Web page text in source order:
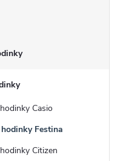
Casio
Festina
Citizen